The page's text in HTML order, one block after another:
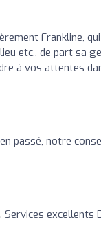
Frankline,
etc.. de part sa
à vos attentes
passé, notre
excellents